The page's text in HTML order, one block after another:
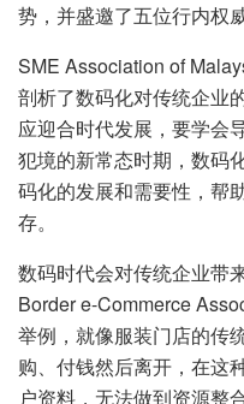
势，并盛邀了五位行内权
SME Association of
剖析了数码化对传统企业
应迎合时代发展，要学会
犯境的新常态时期，数码
码化的发展和需要性，帮
存。
数码时代会对传统企业带
Border e-Commerce
举例，就像服装门店的传
购、付钱然后离开，在这
户资料，无法做到资源整